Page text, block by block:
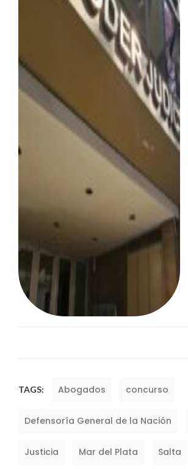
TAGS: Abogados concurso
Defensoría General de la Nación
Justicia Mar del Plata Salta